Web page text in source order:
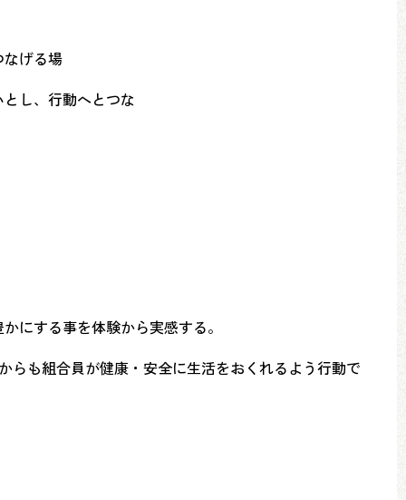
げる場
し、行動へとつな
にする事を体験から実感する。
も組合員が健康・安全に生活をおくれるよう行動で